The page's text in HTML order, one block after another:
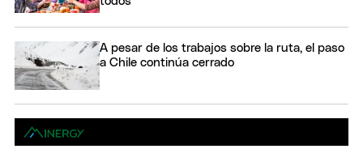
A pesar de los trabajos sobre la ruta, el paso
a Chile continúa cerrado